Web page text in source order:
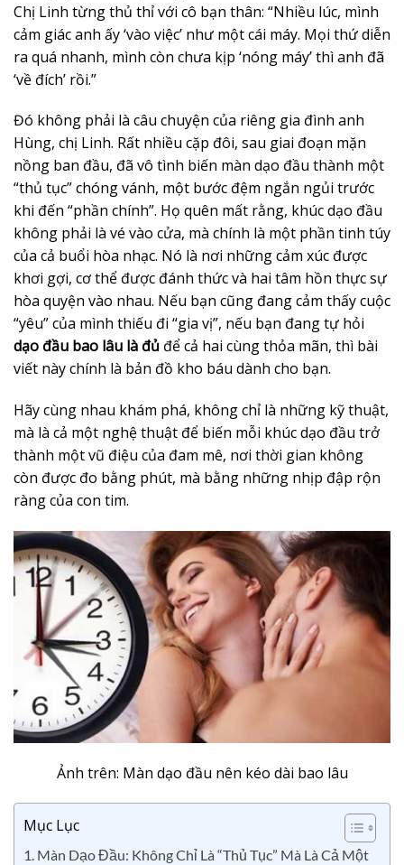
Chị Linh từng thủ thỉ với cô bạn thân: “Nhiều lúc, mình
cảm giác anh ấy ‘vào việc’ như một cái máy. Mọi thứ diễn
ra quá nhanh, mình còn chưa kịp ‘nóng máy’ thì anh đã
‘về đích’ rồi.”
Đó không phải là câu chuyện của riêng gia đình anh
Hùng, chị Linh. Rất nhiều cặp đôi, sau giai đoạn mặn
nồng ban đầu, đã vô tình biến màn dạo đầu thành một
“thủ tục” chóng vánh, một bước đệm ngắn ngủi trước
khi đến “phần chính”. Họ quên mất rằng, khúc dạo đầu
không phải là vé vào cửa, mà chính là một phần tinh túy
của cả buổi hòa nhạc. Nó là nơi những cảm xúc được
khơi gợi, cơ thể được đánh thức và hai tâm hồn thực sự
hòa quyện vào nhau. Nếu bạn cũng đang cảm thấy cuộc
“yêu” của mình thiếu đi “gia vị”, nếu bạn đang tự hỏi
dạo đầu bao lâu là đủ để cả hai cùng thỏa mãn, thì bài
viết này chính là bản đồ kho báu dành cho bạn.
Hãy cùng nhau khám phá, không chỉ là những kỹ thuật,
mà là cả một nghệ thuật để biến mỗi khúc dạo đầu trở
thành một vũ điệu của đam mê, nơi thời gian không
còn được đo bằng phút, mà bằng những nhịp đập rộn
ràng của con tim.
Ảnh trên: Màn dạo đầu nên kéo dài bao lâu
Mục Lục
1. Màn Dạo Đầu: Không Chỉ Là “Thủ Tục” Mà Là Cả Một